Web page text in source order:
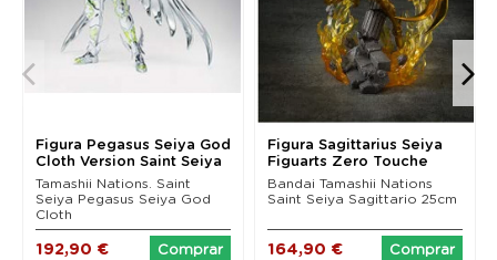
Figura Pegasus Seiya God
Cloth Version Saint Seiya
Saint...
Tamashii Nations. Saint
Seiya Pegasus Seiya God
Cloth
192,90 € Comprar
Figura Sagittarius Seiya
Figuarts Zero Touche
Metallique...
Bandai Tamashii Nations
Saint Seiya Sagittario 25cm
164,90 € Comprar